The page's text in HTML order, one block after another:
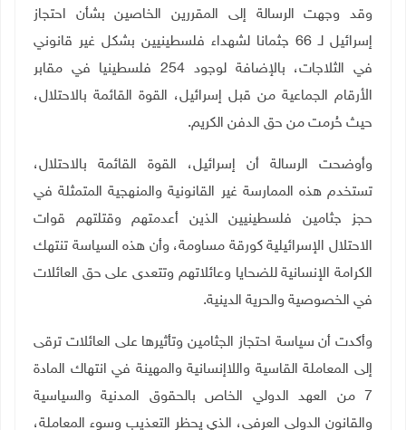
وقد وجهت الرسالة إلى المقررين الخاصين بشأن احتجاز
إسرائيل لـ 66 جثمانا لشهداء فلسطينيين بشكل غير قانوني
في الثلاجات، بالإضافة لوجود 254 فلسطينيا في مقابر
الأرقام الجماعية من قبل إسرائيل، القوة القائمة بالاحتلال،
حيث حُرمت من حق الدفن الكريم.
وأوضحت الرسالة أن إسرائيل، القوة القائمة بالاحتلال،
تستخدم هذه الممارسة غير القانونية والمنهجية المتمثلة في
حجز جثامين فلسطينيين الذين أعدمتهم وقتلتهم قوات
الاحتلال الإسرائيلية كورقة مساومة، وأن هذه السياسة تنتهك
الكرامة الإنسانية للضحايا وعائلاتهم وتتعدى على حق العائلات
في الخصوصية والحرية الدينية.
وأكدت أن سياسة احتجاز الجثامين وتأثيرها على العائلات ترقى
إلى المعاملة القاسية واللاإنسانية والمهينة في انتهاك المادة
7 من العهد الدولي الخاص بالحقوق المدنية والسياسية
والقانون الدولي العرفي، الذي يحظر التعذيب وسوء المعاملة،